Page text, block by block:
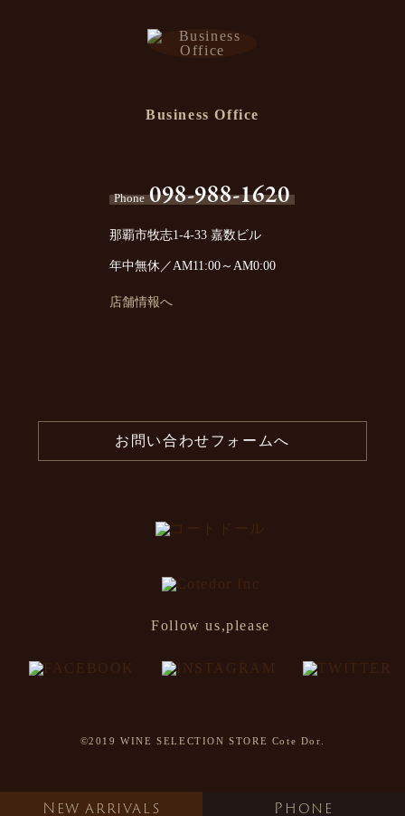
Business Office
Phone 098-988-1620
那覇市牧志1-4-33 嘉数ビル
年中無休／AM11:00～AM0:00
店舗情報へ
お問い合わせフォームへ
Follow us,please
©2019 WINE SELECTION STORE Cote Dor.
NEW ARRIVALS PHONE